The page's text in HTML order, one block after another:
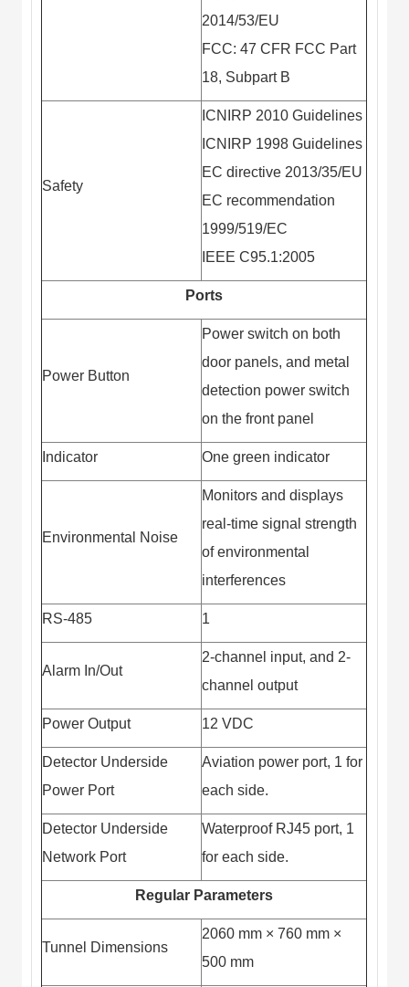
2014/53/EU
FCC: 47 CFR FCC Part
18, Subpart B
Safety
ICNIRP 2010 Guidelines
ICNIRP 1998 Guidelines
EC directive 2013/35/EU
EC recommendation
1999/519/EC
IEEE C95.1:2005
Ports
Power Button
Power switch on both
door panels, and metal
detection power switch
on the front panel
Indicator One green indicator
Environmental Noise
Monitors and displays
real-time signal strength
of environmental
interferences
RS-485 1
Alarm In/Out
2-channel input, and 2-
channel output
Power Output 12 VDC
Detector Underside
Power Port
Aviation power port, 1 for
each side.
Detector Underside
Network Port
Waterproof RJ45 port, 1
for each side.
Regular Parameters
Tunnel Dimensions
2060 mm × 760 mm ×
500 mm